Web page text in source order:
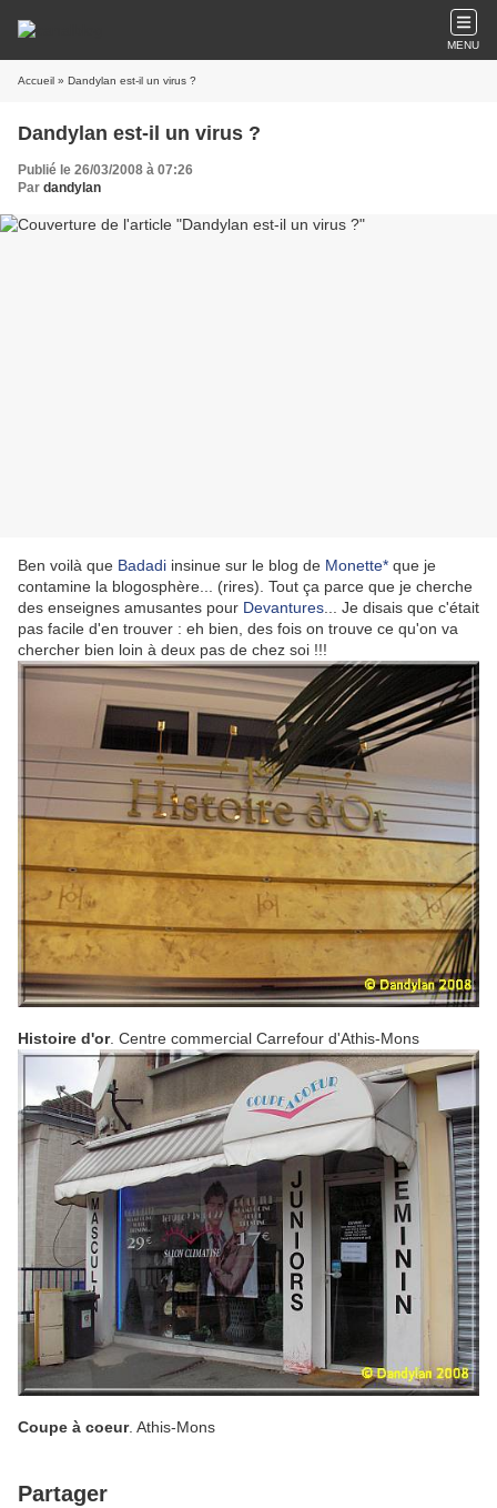
MENU
Accueil » Dandylan est-il un virus ?
Dandylan est-il un virus ?
Publié le 26/03/2008 à 07:26
Par dandylan
Ben voilà que Badadi insinue sur le blog de Monette* que je
contamine la blogosphère... (rires). Tout ça parce que je cherche
des enseignes amusantes pour Devantures ... Je disais que c'était
pas facile d'en trouver : eh bien, des fois on trouve ce qu'on va
chercher bien loin à deux pas de chez soi !!!
Histoire d'or. Centre commercial Carrefour d'Athis-Mons
Coupe à coeur. Athis-Mons
Partager